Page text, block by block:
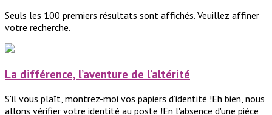
Seuls les 100 premiers résultats sont affichés. Veuillez affiner
votre recherche.
La différence, l’aventure de l’altérité
S'il vous plaît, montrez-moi vos papiers d’identité !Eh bien, nous
allons vérifier votre identité au poste !En l'absence d'une pièce